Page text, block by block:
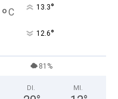
°C 13.3°
12.6°
81%
DI. MI.